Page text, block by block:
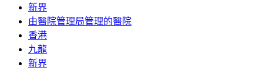
新界
由醫院管理局管理的醫院
香港
九龍
新界